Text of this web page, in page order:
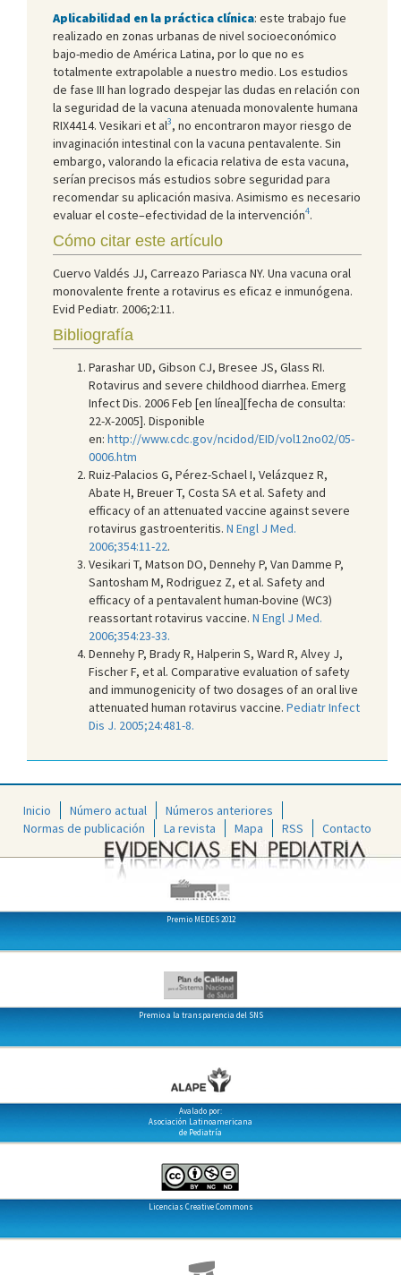
Aplicabilidad en la práctica clínica: este trabajo fue
realizado en zonas urbanas de nivel socioeconómico
bajo-medio de América Latina, por lo que no es
totalmente extrapolable a nuestro medio. Los estudios
de fase III han logrado despejar las dudas en relación con
la seguridad de la vacuna atenuada monovalente humana
RIX4414. Vesikari et al3, no encontraron mayor riesgo de
invaginación intestinal con la vacuna pentavalente. Sin
embargo, valorando la eficacia relativa de esta vacuna,
serían precisos más estudios sobre seguridad para
recomendar su aplicación masiva. Asimismo es necesario
evaluar el coste–efectividad de la intervención4.
Cómo citar este artículo
Cuervo Valdés JJ, Carreazo Pariasca NY. Una vacuna oral
monovalente frente a rotavirus es eficaz e inmunógena.
Evid Pediatr. 2006;2:11 .
Bibliografía
Parashar UD, Gibson CJ, Bresee JS, Glass RI.
Rotavirus and severe childhood diarrhea. Emerg
Infect Dis. 2006 Feb [en línea][fecha de consulta:
22-X-2005]. Disponible
en: http://www.cdc.gov/ncidod/EID/vol12no02/05-
0006.htm
Ruiz-Palacios G, Pérez-Schael I, Velázquez R,
Abate H, Breuer T, Costa SA et al. Safety and
efficacy of an attenuated vaccine against severe
rotavirus gastroenteritis. N Engl J Med.
2006;354:11-22.
Vesikari T, Matson DO, Dennehy P, Van Damme P,
Santosham M, Rodriguez Z, et al. Safety and
efficacy of a pentavalent human-bovine (WC3)
reassortant rotavirus vaccine. N Engl J Med.
2006;354:23-33.
Dennehy P, Brady R, Halperin S, Ward R, Alvey J,
Fischer F, et al. Comparative evaluation of safety
and immunogenicity of two dosages of an oral live
attenuated human rotavirus vaccine. Pediatr Infect
Dis J. 2005;24:481-8.
Inicio Número actual
Números anteriores
Normas de publicación
La revista Mapa RSS Contacto
Premio MEDES 2012
Premio a la transparencia del SNS
Avalado por:
Asociación Latinoamericana
de Pediatría
Licencias Creative Commons